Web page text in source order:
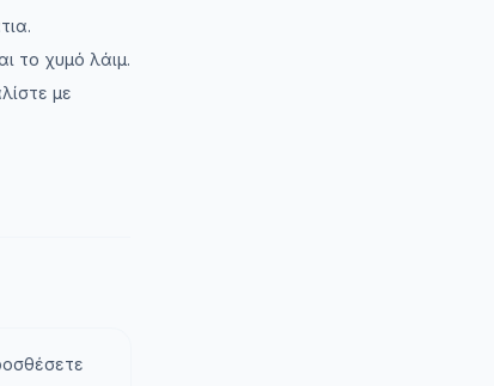
το χυμό λάιμ.
με